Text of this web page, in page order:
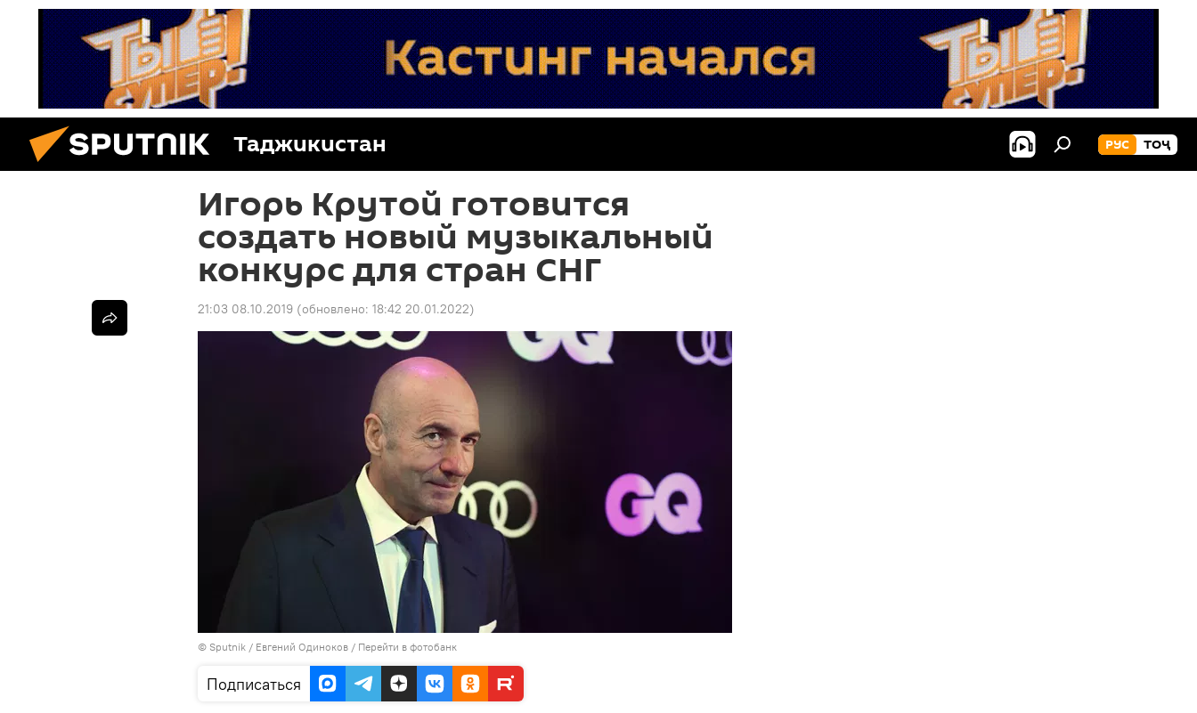
Таджикистан РУС ТОҶ
Игорь Крутой готовится
создать новый музыкальный
конкурс для стран СНГ
21:03 08.10.2019 (обновлено: 18:42 20.01.2022)
© Sputnik / Евгений Одиноков / Перейти в фотобанк
Подписаться